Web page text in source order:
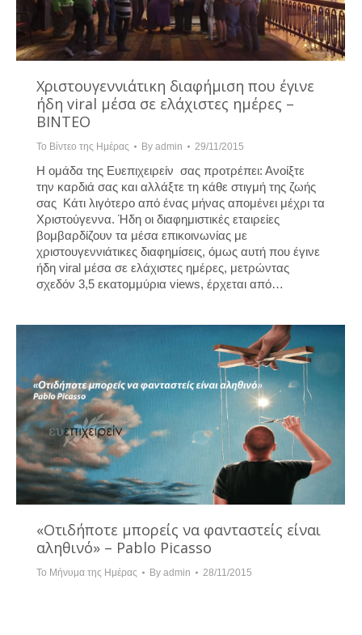
Χριστουγεννιάτικη διαφήμιση που έγινε
ήδη viral μέσα σε ελάχιστες ημέρες –
ΒΙΝΤΕΟ
Το Βίντεο της Ημέρας By admin 29/11/2015
Η ομάδα της Ευεπιχειρείν σας προτρέπει: Ανοίξτε
την καρδιά σας και αλλάξτε τη κάθε στιγμή της ζωής
σας Κάτι λιγότερο από ένας μήνας απομένει μέχρι τα
Χριστούγεννα. Ήδη οι διαφημιστικές εταιρείες
βομβαρδίζουν τα μέσα επικοινωνίας με
χριστουγεννιάτικες διαφημίσεις, όμως αυτή που έγινε
ήδη viral μέσα σε ελάχιστες ημέρες, μετρώντας
σχεδόν 3,5 εκατομμύρια views, έρχεται από…
«Οτιδήποτε μπορείς να φανταστείς είναι
αληθινό» – Pablo Picasso
Το Μήνυμα της Ημέρας By admin 28/11/2015